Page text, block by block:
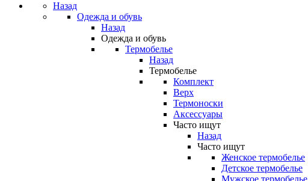
Назад
Одежда и обувь
Назад
Одежда и обувь
Термобелье
Назад
Термобелье
Комплект
Верх
Термоноски
Аксессуары
Часто ищут
Назад
Часто ищут
Женское термобелье
Детское термобелье
Мужское термобелье